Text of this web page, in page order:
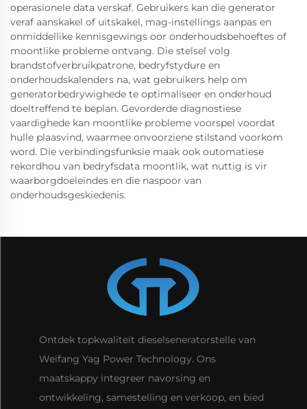
operasionele data verskaf. Gebruikers kan die generator
veraf aanskakel of uitskakel, mag-instellings aanpas en
onmiddellike kennisgewings oor onderhoudsbehoeftes of
moontlike probleme ontvang. Die stelsel volg
brandstofverbruikpatrone, bedryfstydure en
onderhoudskalenders na, wat gebruikers help om
generatorbedrywighede te optimaliseer en onderhoud
doeltreffend te beplan. Gevorderde diagnostiese
vaardighede kan moontlike probleme voorspel voordat
hulle plaasvind, waarmee onvoorziene stilstand voorkom
word. Die verbindingsfunksie maak ook outomatiese
rekordhou van bedryfsdata moontlik, wat nuttig is vir
waarborgdoeleindes en die naspoor van
onderhoudsgeskiedenis.
Ontdek topkwaliteit dieselseneratorstelle van
Weifang Yag Power Technology. Ons
maatskappy integreer navorsing en
ontwikkeling, samestelling en verkoop, en bied